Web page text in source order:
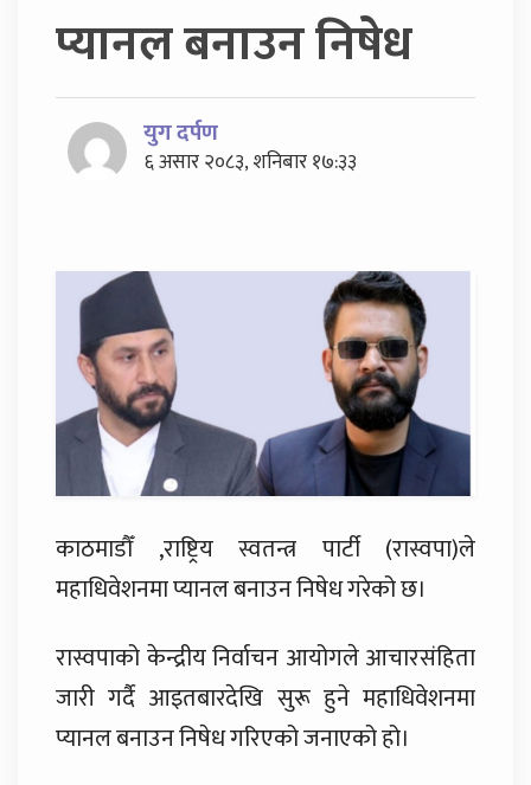
प्यानल बनाउन निषेध
युग दर्पण
६ असार २०८३, शनिबार १७:३३
काठमाडौँ ,राष्ट्रिय स्वतन्त्र पार्टी (रास्वपा)ले
महाधिवेशनमा प्यानल बनाउन निषेध गरेको छ।
रास्वपाको केन्द्रीय निर्वाचन आयोगले आचारसंहिता
जारी गर्दै आइतबारदेखि सुरू हुने महाधिवेशनमा
प्यानल बनाउन निषेध गरिएको जनाएको हो।